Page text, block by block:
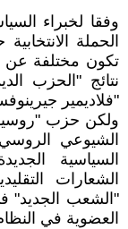
وفقا لخبراء
الحملة
تكون مختلفة عن
نتائج "الحزب
"فلاديمير
ولكن حزب
الشيوعي
السياسية
الشعارات
"الشعب الجديد"
العضوية في